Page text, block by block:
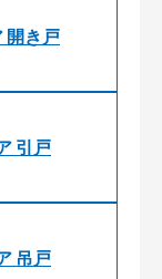
開き戸
引戸
吊戸